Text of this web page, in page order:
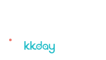
unread
notifications